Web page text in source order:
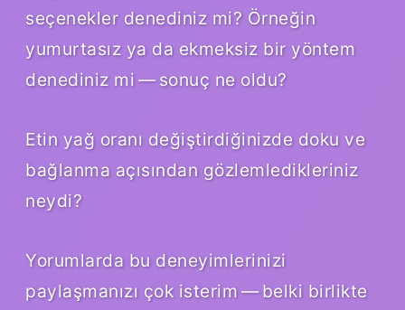
seçenekler denediniz mi? Örneğin
yumurtasız ya da ekmeksiz bir yöntem
denediniz mi — sonuç ne oldu?
Etin yağ oranı değiştirdiğinizde doku ve
bağlanma açısından gözlemledikleriniz
neydi?
Yorumlarda bu deneyimlerinizi
paylaşmanızı çok isterim — belki birlikte